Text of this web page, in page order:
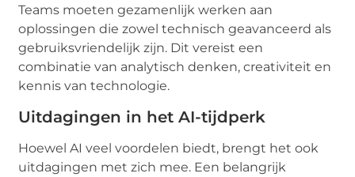
Teams moeten gezamenlijk werken aan
oplossingen die zowel technisch geavanceerd als
gebruiksvriendelijk zijn. Dit vereist een
combinatie van analytisch denken, creativiteit en
kennis van technologie.
Uitdagingen in het AI-tijdperk
Hoewel AI veel voordelen biedt, brengt het ook
uitdagingen met zich mee. Een belangrijk